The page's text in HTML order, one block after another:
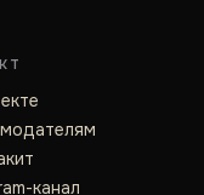
канал